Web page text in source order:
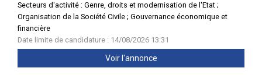
Secteurs d'activité : Genre, droits et modernisation de l'Etat ;
Organisation de la Société Civile ; Gouvernance économique et
financière
Date limite de candidature : 14/08/2026 13:31
Voir l'annonce